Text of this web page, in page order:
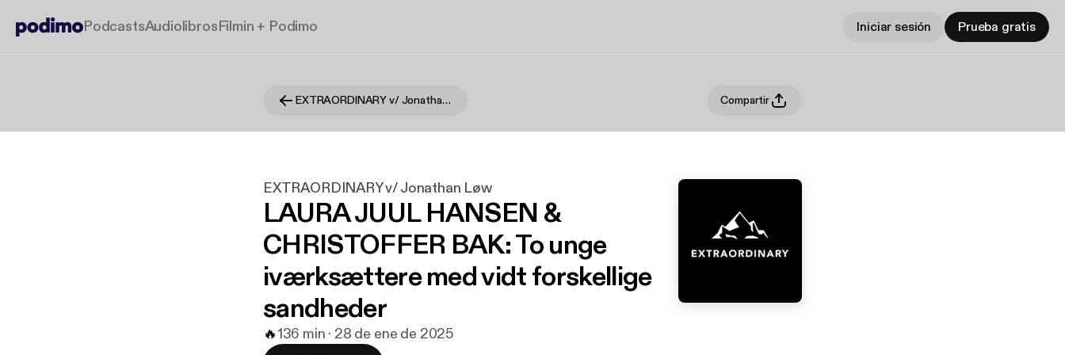
PodcastsAudiolibrosFilmin + Podimo Iniciar sesión Prueba gratis
EXTRAORDINARY v/ Jonathan Løw Compartir
EXTRAORDINARY v/ Jonathan Løw
LAURA JUUL HANSEN &
CHRISTOFFER BAK: To unge
iværksættere med vidt forskellige
sandheder
🔥136 min · 28 de ene de 2025